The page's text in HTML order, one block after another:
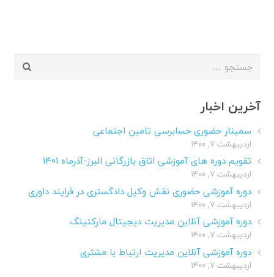
جستجو
آخرین اخبار
سمینار حضوری حسابرسی تامین اجتماعی
اردیبهشت ۷, ۱۴۰۰
تقویم دوره های آموزشی اتاق بازرگانی البرز-آذرماه ۱۴۰۱
اردیبهشت ۷, ۱۴۰۰
دوره آموزشی حضوری نقش وکیل دادگستری در فرایند داوری
اردیبهشت ۷, ۱۴۰۰
دوره آموزشی آنلاین مدیریت دیجیتال مارکتینگ
اردیبهشت ۷, ۱۴۰۰
دوره آموزشی آنلاین مدیریت ارتباط با مشتری
اردیبهشت ۷, ۱۴۰۰